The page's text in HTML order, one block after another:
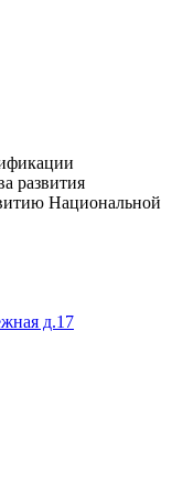
развития
Национальной
д.17